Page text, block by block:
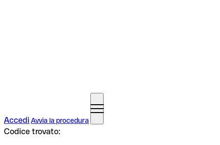
Accedi Avvia la procedura
Codice trovato: